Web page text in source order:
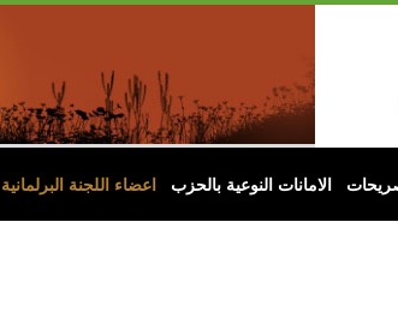
الامانات النوعية بالحزب اعضاء اللجنة البرلمانية